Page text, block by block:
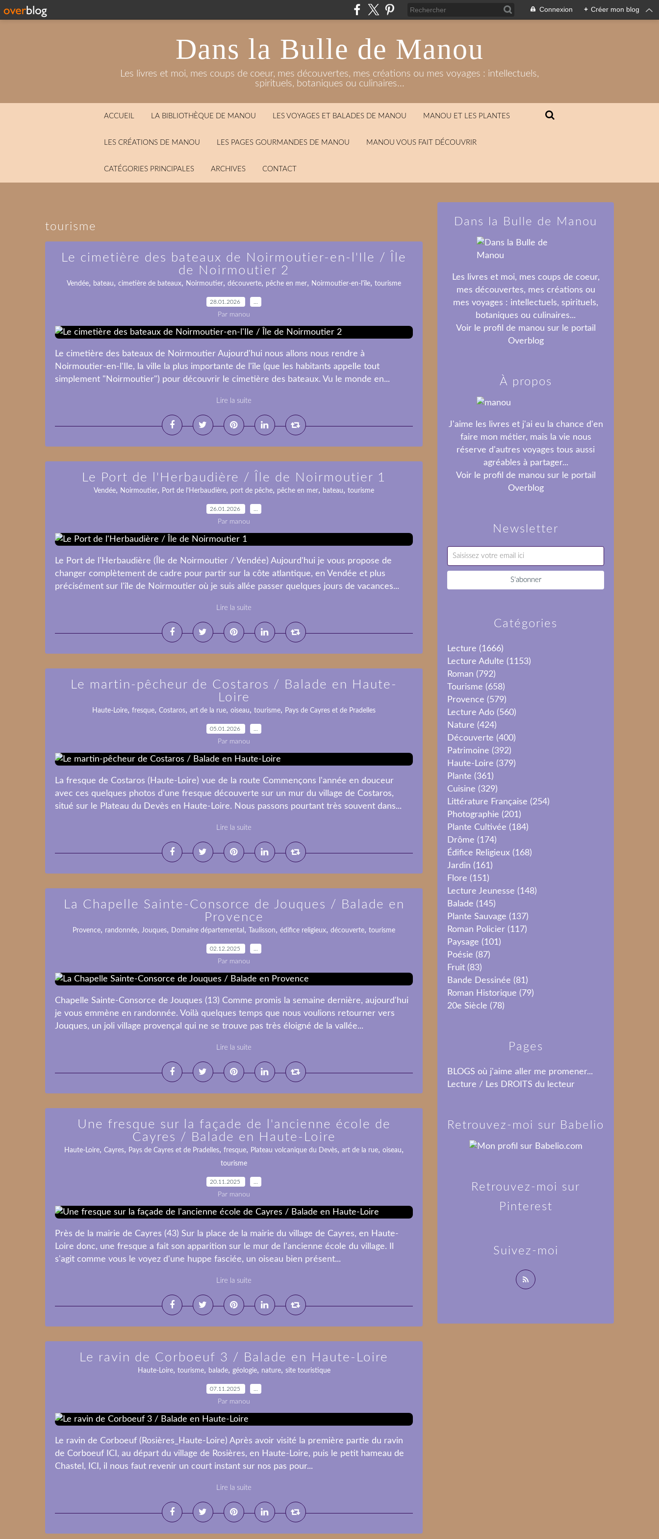
Connexion + Créer mon blog
Dans la Bulle de Manou
Les livres et moi, mes coups de coeur, mes découvertes, mes créations ou mes voyages : intellectuels,
spirituels, botaniques ou culinaires...
ACCUEIL LA BIBLIOTHÈQUE DE MANOU LES VOYAGES ET BALADES DE MANOU MANOU ET LES PLANTES
LES CRÉATIONS DE MANOU LES PAGES GOURMANDES DE MANOU MANOU VOUS FAIT DÉCOUVRIR
CATÉGORIES PRINCIPALES ARCHIVES CONTACT
tourisme
Le cimetière des bateaux de Noirmoutier-en-l'Ile / Île
de Noirmoutier 2
Vendée, bateau, cimetière de bateaux, Noirmoutier, découverte, pêche en mer, Noirmoutier-en-l'île, tourisme
28.01.2026
Par manou
Le cimetière des bateaux de Noirmoutier Aujourd'hui nous allons nous rendre à
Noirmoutier-en-l'Ile, la ville la plus importante de l'île (que les habitants appelle tout
simplement "Noirmoutier") pour découvrir le cimetière des bateaux. Vu le monde en...
Lire la suite
Le Port de l'Herbaudière / Île de Noirmoutier 1
Vendée, Noirmoutier, Port de l'Herbaudière, port de pêche, pêche en mer, bateau, tourisme
26.01.2026
Par manou
Le Port de l'Herbaudière (Île de Noirmoutier / Vendée) Aujourd'hui je vous propose de
changer complètement de cadre pour partir sur la côte atlantique, en Vendée et plus
précisément sur l'île de Noirmoutier où je suis allée passer quelques jours de vacances...
Lire la suite
Le martin-pêcheur de Costaros / Balade en Haute-
Loire
Haute-Loire, fresque, Costaros, art de la rue, oiseau, tourisme, Pays de Cayres et de Pradelles
05.01.2026
Par manou
La fresque de Costaros (Haute-Loire) vue de la route Commençons l'année en douceur
avec ces quelques photos d'une fresque découverte sur un mur du village de Costaros,
situé sur le Plateau du Devès en Haute-Loire. Nous passons pourtant très souvent dans...
Lire la suite
La Chapelle Sainte-Consorce de Jouques / Balade en
Provence
Provence, randonnée, Jouques, Domaine départemental , Taulisson, édifice religieux, découverte, tourisme
02.12.2025
Par manou
Chapelle Sainte-Consorce de Jouques (13) Comme promis la semaine dernière, aujourd'hui
je vous emmène en randonnée. Voilà quelques temps que nous voulions retourner vers
Jouques, un joli village provençal qui ne se trouve pas très éloigné de la vallée...
Lire la suite
Une fresque sur la façade de l'ancienne école de
Cayres / Balade en Haute-Loire
Haute-Loire, Cayres, Pays de Cayres et de Pradelles, fresque, Plateau volcanique du Devès, art de la rue, oiseau,
tourisme
20.11.2025
Par manou
Près de la mairie de Cayres (43) Sur la place de la mairie du village de Cayres, en Haute-
Loire donc, une fresque a fait son apparition sur le mur de l'ancienne école du village. Il
s'agit comme vous le voyez d'une huppe fasciée, un oiseau bien présent...
Lire la suite
Le ravin de Corboeuf 3 / Balade en Haute-Loire
Haute-Loire, tourisme, balade, géologie, nature, site touristique
07.11.2025
Par manou
Le ravin de Corboeuf (Rosières_Haute-Loire) Après avoir visité la première partie du ravin
de Corboeuf ICI, au départ du village de Rosières, en Haute-Loire, puis le petit hameau de
Chastel, ICI, il nous faut revenir un court instant sur nos pas pour...
Lire la suite
Newsletter
Catégories
Lecture (1666)
Lecture Adulte (1153)
Roman (792)
Tourisme (658)
Provence (579)
Lecture Ado (560)
Nature (424)
Découverte (400)
Patrimoine (392)
Haute-Loire (379)
Plante (361)
Cuisine (329)
Littérature Française (254)
Photographie (201)
Plante Cultivée (184)
Drôme (174)
Édifice Religieux (168)
Jardin (161)
Flore (151)
Lecture Jeunesse (148)
Balade (145)
Plante Sauvage (137)
Roman Policier (117)
Paysage (101)
Poésie (87)
Fruit (83)
Bande Dessinée (81)
Roman Historique (79)
20e Siècle (78)
Pages
BLOGS où j'aime aller me promener...
Lecture / Les DROITS du lecteur
Dans la Bulle de Manou
Les livres et moi, mes coups de coeur,
mes découvertes, mes créations ou
mes voyages : intellectuels, spirituels,
botaniques ou culinaires...
Voir le profil de manou sur le portail
Overblog
Suivez-moi
À propos
J'aime les livres et j'ai eu la chance d'en
faire mon métier, mais la vie nous
réserve d'autres voyages tous aussi
agréables à partager...
Voir le profil de manou sur le portail
Overblog
Retrouvez-moi sur Babelio
Retrouvez-moi sur
Pinterest